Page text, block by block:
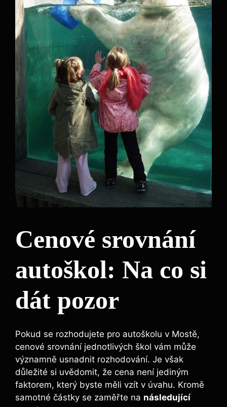
Cenové srovnání
autoškol: Na co si
dát pozor
Pokud se rozhodujete pro autoškolu v Mostě,
cenové srovnání jednotlivých škol vám může
významně usnadnit rozhodování. Je však
důležité si uvědomit, že cena není jediným
faktorem, který byste měli vzít v úvahu. Kromě
samotné částky se zaměřte na následující